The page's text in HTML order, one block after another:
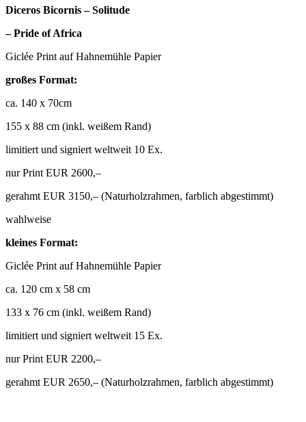
Diceros Bicornis – Solitude
– Pride of Africa
Giclée Print auf Hahnemühle Papier
großes Format:
ca. 140 x 70cm
155 x 88 cm (inkl. weißem Rand)
limitiert und signiert weltweit 10 Ex.
nur Print EUR 2600,–
gerahmt EUR 3150,– (Naturholzrahmen, farblich abgestimmt)
wahlweise
kleines Format:
Giclée Print auf Hahnemühle Papier
ca. 120 cm x 58 cm
133 x 76 cm (inkl. weißem Rand)
limitiert und signiert weltweit 15 Ex.
nur Print EUR 2200,–
gerahmt EUR 2650,– (Naturholzrahmen, farblich abgestimmt)